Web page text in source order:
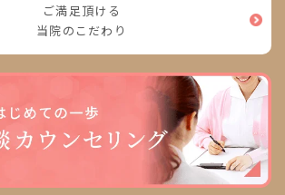
ご満足頂ける
当院のこだわり